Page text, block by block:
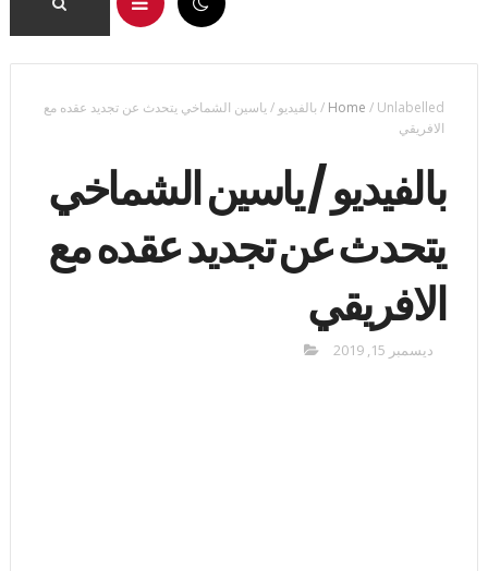
Home / Unlabelled
/ بالفيديو / ياسين الشماخي يتحدث عن تجديد عقده مع
الافريقي
بالفيديو / ياسين الشماخي
يتحدث عن تجديد عقده مع
الافريقي
ديسمبر 15, 2019